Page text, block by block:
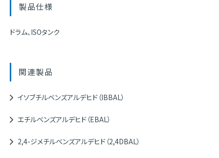
製品仕様
ドラム、ISOタンク
関連製品
イソブチルベンズアルデヒド（IBBAL）
エチルベンズアルデヒド（EBAL）
2,4-ジメチルベンズアルデヒド（2,4DBAL）